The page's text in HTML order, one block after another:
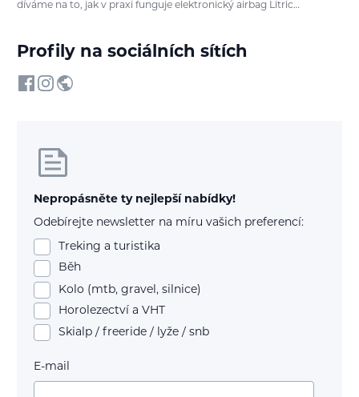
díváme na to, jak v praxi funguje elektronický airbag Litric…
Profily na sociálních sítích
Nepropásněte ty nejlepší nabídky!
Odebírejte newsletter na míru vašich preferencí:
Treking a turistika
Běh
Kolo (mtb, gravel, silnice)
Horolezectví a VHT
Skialp / freeride / lyže / snb
E-mail